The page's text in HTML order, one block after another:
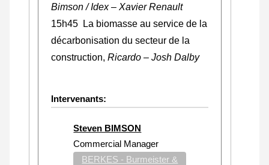
Bimson / Idex – Xavier Renault
15h45 La biomasse au service de la
décarbonisation du secteur de la
construction,Ricardo – Josh Dalby
Intervenants:
Steven BIMSON
Commercial Manager
BERKES - Burmeister &